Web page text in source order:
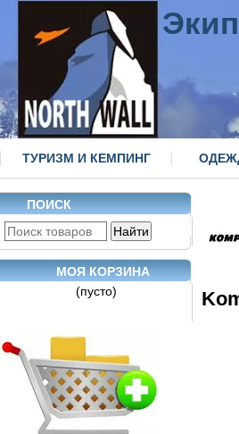
ТУРИЗМ И КЕМПИНГ
ПОИСК
МОЯ КОРЗИНА
(пусто)